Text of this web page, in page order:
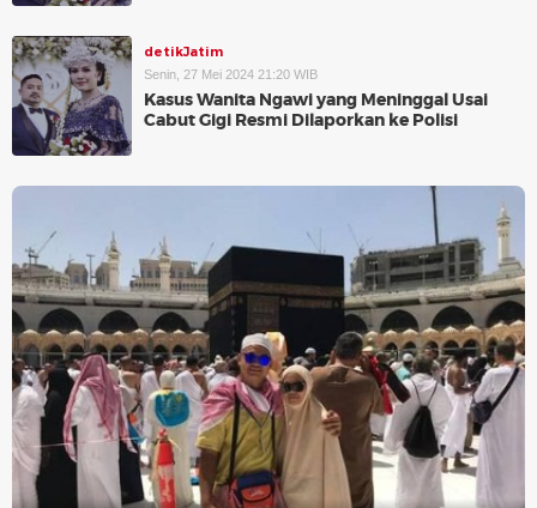
detikJatim
Senin, 27 Mei 2024 21:20 WIB
Kasus Wanita Ngawi yang Meninggal Usai
Cabut Gigi Resmi Dilaporkan ke Polisi